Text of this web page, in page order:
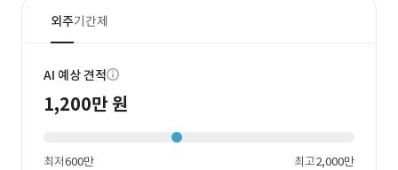
외주기간제
AI 예상 견적
1,200만 원
최저600만 최고2,000만